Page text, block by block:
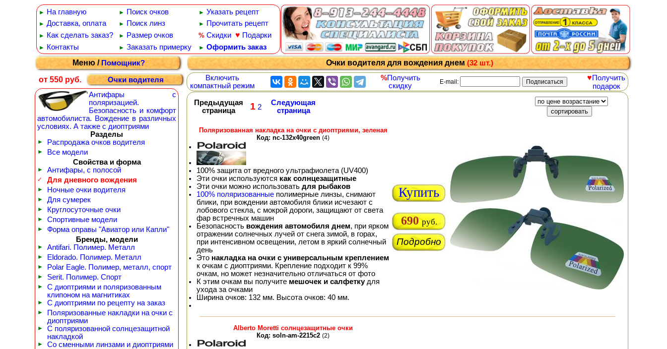
► На главную ► Поиск очков ► Указать рецепт
► Доставка, оплата ► Поиск линз ► Прочитать рецепт
► Как сделать заказ? ► Размер очков % Скидки ♥ Подарки
► Контакты ► Заказать примерку ► Оформить заказ
Меню /Помощник?
от 550 руб.
Очки водителя
Антифары с
поляризацией.
Безопасность и комфорт
автомобилиста. Вождение в различных
условиях. А также с диоптриями
Разделы
► Распродажа очков водителя
►
Все модели
Свойства и форма
► Антифары, с полосой
✓ Для дневного вождения
► Ночные очки водителя
► Для сумерек
► Круглосуточные очки
► Спортивные модели
►
Форма оправы "Авиатор или Капли"
Бренды, модели
► Antifari. Полимер. Металл
► Eldorado. Полимер. Металл
► Polar Eagle. Полимер, металл, спорт
► Serit. Полимер. Спорт
►
С диоптриями и поляризованным
клипоном на магнитиках
► С диоптриями по рецепту на заказ
►
Поляризованные накладки на очки с
диоптриями
►
С поляризованной солнцезащитной
накладкой
► Со сменными линзами и диоптриями
Очки водителя для вождения днем (32 шт.)
Включить
компактный режим
%Получить
скидку
E-mail: ♥Получить
подарок
Предыдущая
страница
1 2
Следующая
страница
Поляризованная накладка на очки с диоптриями, зеленая
Код: nc-132x40green (4)
100% защита от вредного ультрафиолета (UV400)
Эти очки используются как солнцезащитные
Эти очки можно использовать для рыбаков
100% поляризованные полимерные линзы, снимают
блики, при вождении автомобиля блики исчезают с
лобового стекла, с мокрой дороги, защищают от света
фар встречных машин
Безопасность вождения автомобиля днем, при ярком
отражении солнечных лучей от снега зимой, в горах,
при интенсивном освещении, летом в яркий солнечный
день
Это накладка на очки с универсальным креплением
к очкам с диоптриями. Крепление подходит к 99%
очкам, но может незначительно отличаться от фото
К этим очкам вы получите мешочек и салфеткудля
ухода за очками
Ширина очков: 132 мм. Высота очков: 40 мм.
Купить
690 руб.
Подробно
Alberto Moretti солнцезащитные очки
Код: soln-am-2215c2 (2)